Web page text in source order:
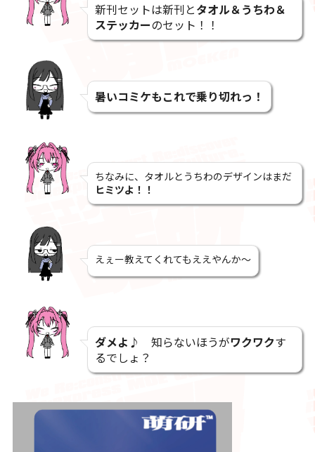
新刊セットは新刊とタオル＆うちわ＆
ステッカーのセット！！
暑いコミケもこれで乗り切れっ！
ちなみに、タオルとうちわのデザインはまだ
ヒミツよ！！
えぇー教えてくれてもええやんか～
ダメよ♪ 知らないほうがワクワクす
るでしょ？